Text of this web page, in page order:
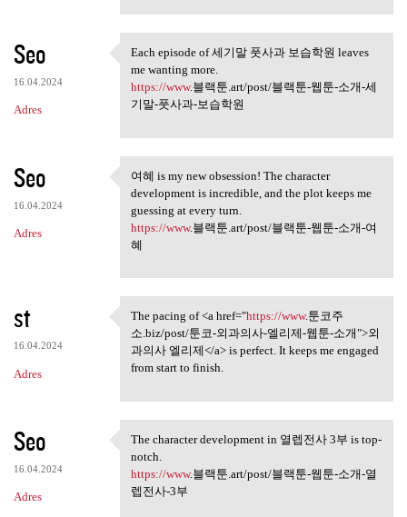
Seo
16.04.2024
Adres
Each episode of 세기말 풋사과 보습
학원
Each episode of 세기말 풋사과 보습학원 leaves
me wanting more.
https://www.블랙툰.art/post/블랙툰-웹툰-소개-세
기말-풋사과-보습학원
Seo
16.04.2024
Adres
여혜 is my new obsession! The
여혜 is my new obsession! The character
development is incredible, and the plot keeps me
guessing at every turn.
https://www.블랙툰.art/post/블랙툰-웹툰-소개-여
혜
st
16.04.2024
Adres
The pacing of <a href="https:
The pacing of <a href="https://www.툰코주
소.biz/post/툰코-외과의사-엘리제-웹툰-소개">외
과의사 엘리제</a> is perfect. It keeps me engaged
from start to finish.
Seo
16.04.2024
Adres
The character development in
The character development in 열렙전사 3부 is top-
notch.
https://www.블랙툰.art/post/블랙툰-웹툰-소개-열
렙전사-3부